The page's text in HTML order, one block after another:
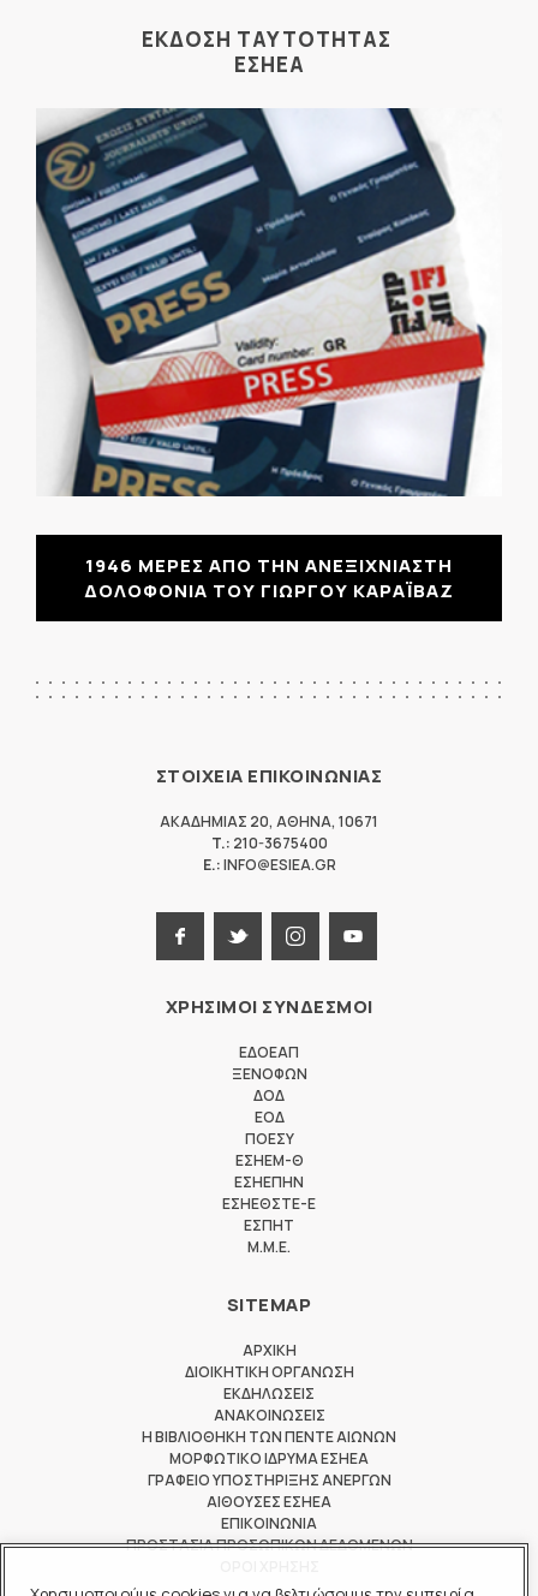
ΕΚΔΟΣΗ ΤΑΥΤΟΤΗΤΑΣ
ΕΣΗΕΑ
1946 ΜΕΡΕΣ ΑΠΟ ΤΗΝ ΑΝΕΞΙΧΝΙΑΣΤΗ
ΔΟΛΟΦΟΝΙΑ ΤΟΥ ΓΙΩΡΓΟΥ ΚΑΡΑΪΒΑΖ
ΣΤΟΙΧΕΙΑ ΕΠΙΚΟΙΝΩΝΙΑΣ
ΑΚΑΔΗΜΙΑΣ 20, ΑΘΗΝΑ, 10671
T.: 210-3675400
E.:INFO@ESIEA.GR
ΧΡΗΣΙΜΟΙ ΣΥΝΔΕΣΜΟΙ
ΕΔΟΕΑΠ
ΞΕΝΟΦΩΝ
ΔΟΔ
ΕΟΔ
ΠΟΕΣΥ
ΕΣΗΕΜ-Θ
ΕΣΗΕΠΗΝ
ΕΣΗΕΘΣΤΕ-Ε
ΕΣΠΗΤ
M.M.E.
SITEMAP
ΑΡΧΙΚΗ
ΔΙΟΙΚΗΤΙΚΗ ΟΡΓΑΝΩΣΗ
ΕΚΔΗΛΩΣΕΙΣ
ΑΝΑΚΟΙΝΩΣΕΙΣ
Η ΒΙΒΛΙΟΘΗΚΗ ΤΩΝ ΠΕΝΤΕ ΑΙΩΝΩΝ
ΜΟΡΦΩΤΙΚΟ ΙΔΡΥΜΑ ΕΣΗΕΑ
ΓΡΑΦΕΙΟ ΥΠΟΣΤΗΡΙΞΗΣ ΑΝΕΡΓΩΝ
ΑΙΘΟΥΣΕΣ ΕΣΗΕΑ
ΕΠΙΚΟΙΝΩΝΙΑ
ΠΡΟΣΤΑΣΙΑ ΠΡΟΣΩΠΙΚΩΝ ΔΕΔΟΜΕΝΩΝ